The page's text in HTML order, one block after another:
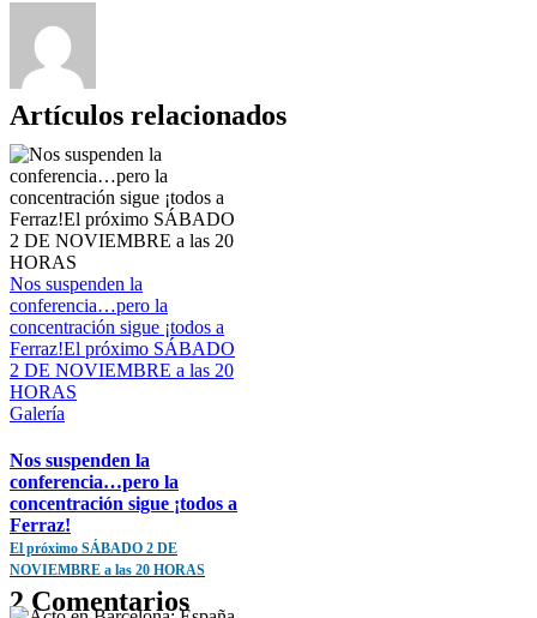
Artículos relacionados
Nos suspenden la
conferencia…pero la
concentración sigue ¡todos a
Ferraz!El próximo SÁBADO
2 DE NOVIEMBRE a las 20
HORAS
Galería
Nos suspenden la
conferencia…pero la
concentración sigue ¡todos a
Ferraz!
El próximo SÁBADO 2 DE
NOVIEMBRE a las 20 HORAS
2 Comentarios